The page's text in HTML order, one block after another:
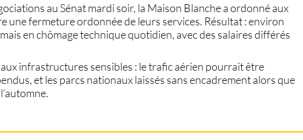
au Sénat mardi soir, la Maison Blanche a ordonné aux
une fermeture ordonnéede leurs services. Résultat : environ
enchômage technique quotidien, avec des salaires différés
infrastructures sensibles : le trafic aérien pourrait être
, et les parcs nationaux laissés sans encadrementalors que